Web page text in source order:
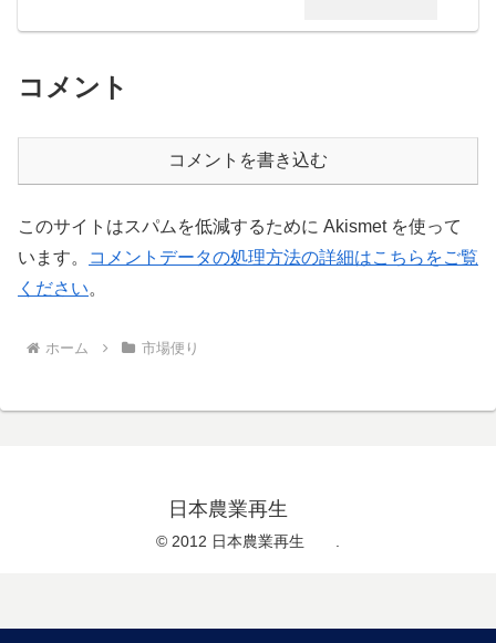
コメント
コメントを書き込む
このサイトはスパムを低減するために Akismet を使って
います。
コメントデータの処理方法の詳細はこちらをご覧
ください。
ホーム 市場便り
日本農業再生
© 2012 日本農業再生 .